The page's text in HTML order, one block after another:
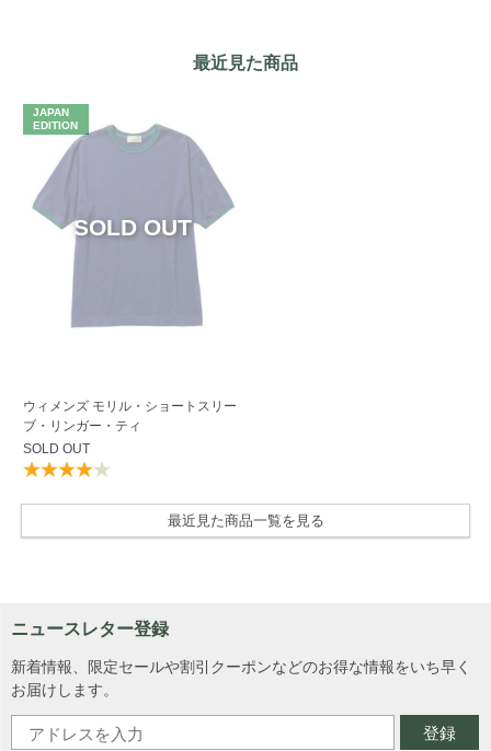
最近見た商品
JAPAN
EDITION
ウィメンズ モリル・ショートスリー
ブ・リンガー・ティ
SOLD OUT
最近見た商品一覧を見る
ニュースレター登録
新着情報、限定セールや割引クーポンなどのお得な情報をいち早く
お届けします。
登録